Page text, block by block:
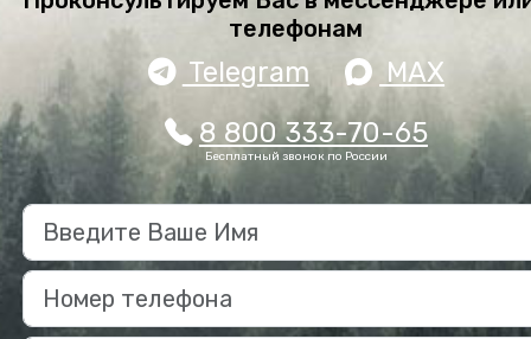
телефонам
Telegram
MAX
8 800 333-70-65
Бесплатный звонок по России